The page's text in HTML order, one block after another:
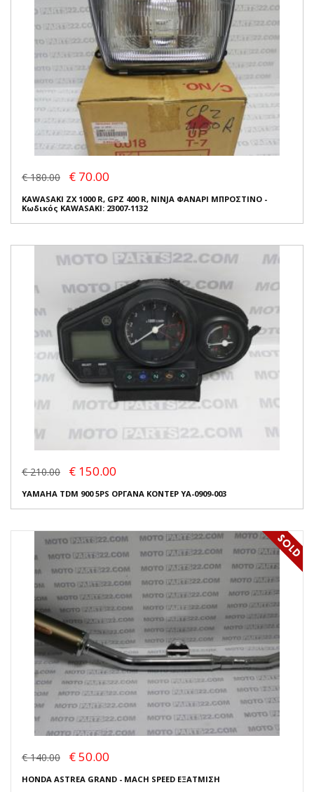
€ 180.00 € 70.00
KAWASAKI ZX 1000 R, GPZ 400 R, NINJA ΦΑΝΑΡΙ ΜΠΡΟΣΤΙΝΟ -
Κωδικός KAWASAKI: 23007-1132
€ 210.00 € 150.00
YAMAHA TDM 900 5PS ΟΡΓΑΝΑ ΚΟΝΤΕΡ YA-0909-003
€ 140.00 € 50.00
HONDA ASTREA GRAND - MACH SPEED ΕΞΑΤΜΙΣΗ